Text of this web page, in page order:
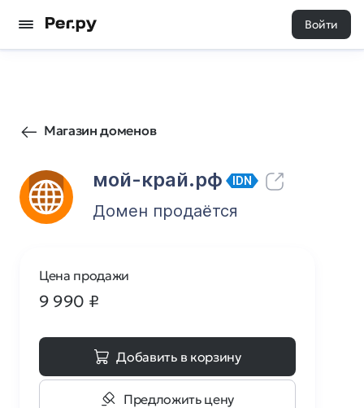
Войти
Магазин доменов
мой-край.рф IDN
1 0
Домен продаётся
Цена продажи
9 990 ₽
Добавить в корзину
Предложить цену